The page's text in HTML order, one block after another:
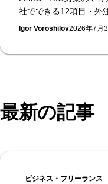
社でできる12項目・外
ンテンツ・外部シグナ
Igor Voroshilov2026年7月3
最新の記事
ビジネス・フリーランス